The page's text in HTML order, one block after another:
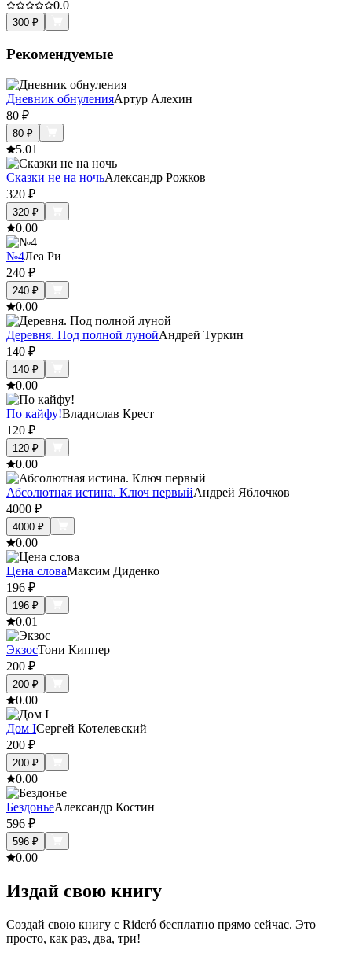
0.0
300 ₽
Рекомендуемые
Дневник обнуленияАртур Алехин
80 ₽
80 ₽
5.01
Сказки не на ночьАлександр Рожков
320 ₽
320 ₽
0.00
№4Леа Ри
240 ₽
240 ₽
0.00
Деревня. Под полной лунойАндрей Туркин
140 ₽
140 ₽
0.00
По кайфу!Владислав Крест
120 ₽
120 ₽
0.00
Абсолютная истина. Ключ первыйАндрей Яблочков
4000 ₽
4000 ₽
0.00
Цена словаМаксим Диденко
196 ₽
196 ₽
0.01
ЭкзосТони Киппер
200 ₽
200 ₽
0.00
Дом IСергей Котелевский
200 ₽
200 ₽
0.00
БездоньеАлександр Костин
596 ₽
596 ₽
0.00
Издай свою книгу
Создай свою книгу с Rideró бесплатно прямо сейчас. Это
просто, как раз, два, три!